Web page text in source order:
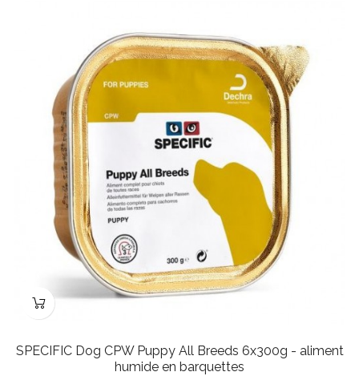
SPECIFIC Dog CPW Puppy All Breeds 6x300g - aliment
humide en barquettes